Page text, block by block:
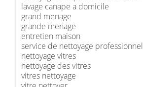
lavage canape a domicile
grand menage
grande menage
entretien maison
service de nettoyage professionnel
nettoyage vitres
nettoyage des vitres
vitres nettoyage